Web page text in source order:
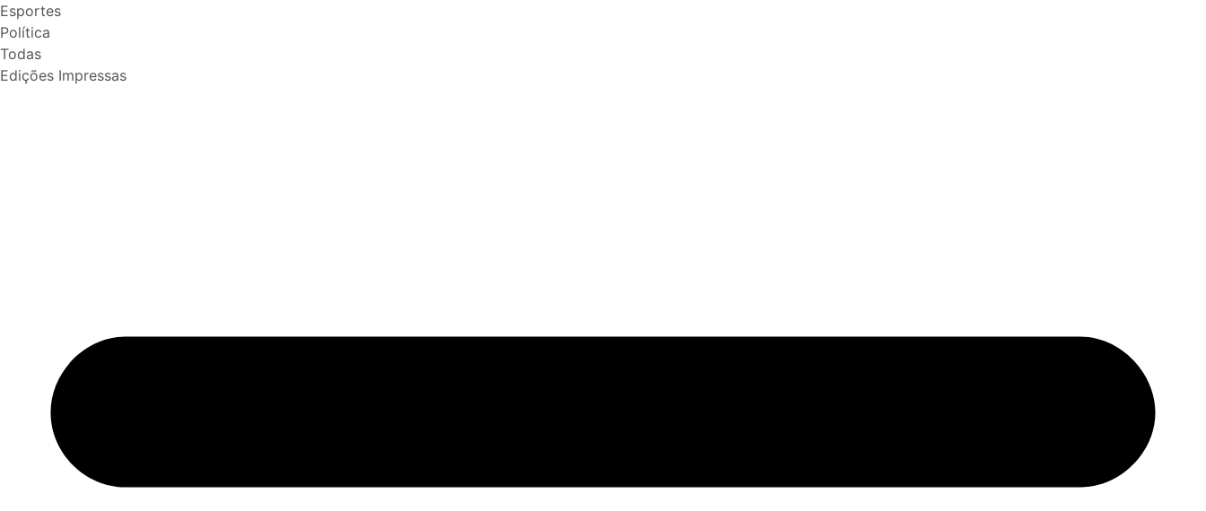
Esportes
Política
Todas
Edições Impressas